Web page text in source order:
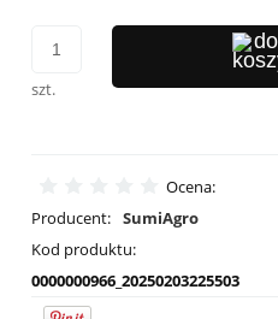
szt.
Ocena:
Producent: SumiAgro
Kod produktu:
0000000966_20250203225503